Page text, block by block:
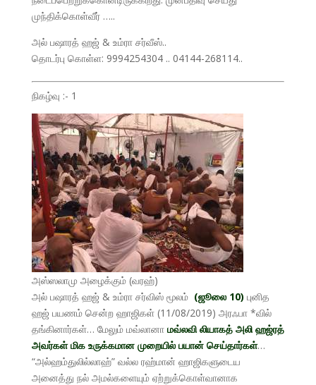
முந்திக்கொள்வீர் …..
அல் பஷாரத் ஹஜ் & உம்ரா சர்வீஸ்..
தொடர்பு கொள்ள: 9994254304 .. 04144-268114..
நிகழ்வு :- 1
அஸ்ஸலாமு அழைக்கும் (வரஹ்)
அல் பஷாரத் ஹஜ் & உம்ரா சர்விஸ் மூலம் (ஜூலை 10) புனித
ஹஜ் பயணம் சென்ற ஹாஜிகள் (11/08/2019) அரஃபா *வில்
தங்கினார்கள்… மேலும் மவ்லானா மவ்லவி லியாகத் அலி ஹஜ்ரத்
அவர்கள் மிக உருக்கமான முறையில் பயான் செய்தார்கள்…
“அல்ஹம்துலில்லாஹ்” வல்ல ரஹ்மான் ஹாஜிகளுடைய
அனைத்து நல் அமல்களையும் ஏற்றுக்கொள்வானாக